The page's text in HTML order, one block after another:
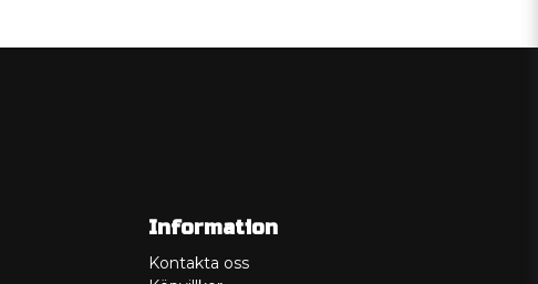
Information
Kontakta oss